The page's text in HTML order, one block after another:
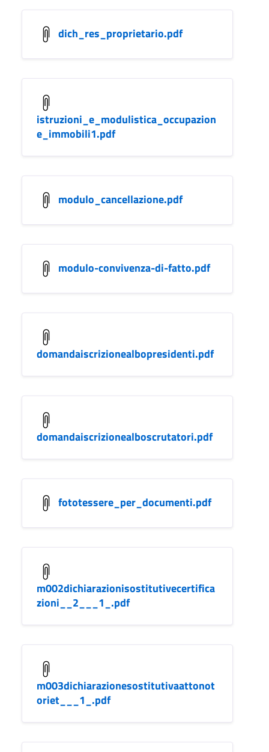
dich_res_proprietario.pdf
istruzioni_e_modulistica_occupazion
e_immobili1.pdf
modulo_cancellazione.pdf
modulo-convivenza-di-fatto.pdf
domandaiscrizionealbopresidenti.pdf
domandaiscrizionealboscrutatori.pdf
fototessere_per_documenti.pdf
m002dichiarazionisostitutivecertifica
zioni__2___1_.pdf
m003dichiarazionesostitutivaattonot
oriet___1_.pdf